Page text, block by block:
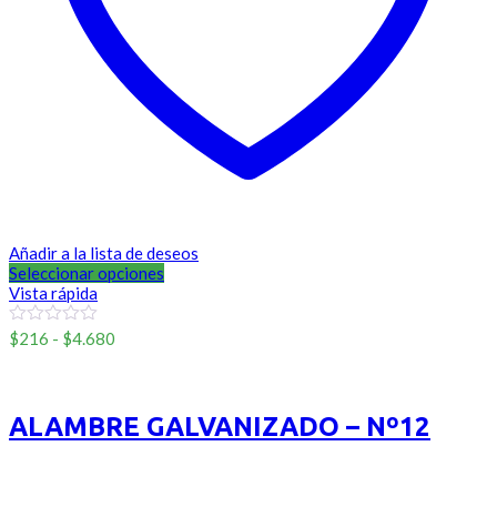
Añadir a la lista de deseos
Seleccionar opciones
Vista rápida
0
out
$216 - $4.680
$216
hasta
ALAMBRE GALVANIZADO – Nº12